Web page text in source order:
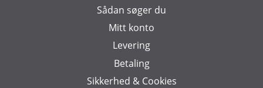
Sådan søger du
Mitt konto
Levering
Betaling
Sikkerhed & Cookies